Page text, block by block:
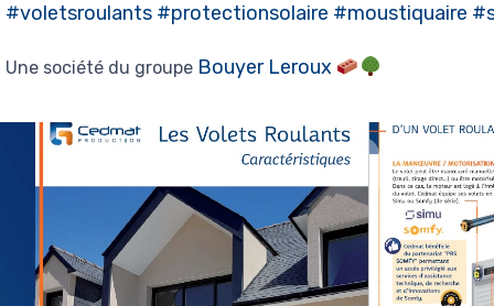
#voletsroulants #protectionsolaire #moustiquaire
Une société du groupe Bouyer Leroux